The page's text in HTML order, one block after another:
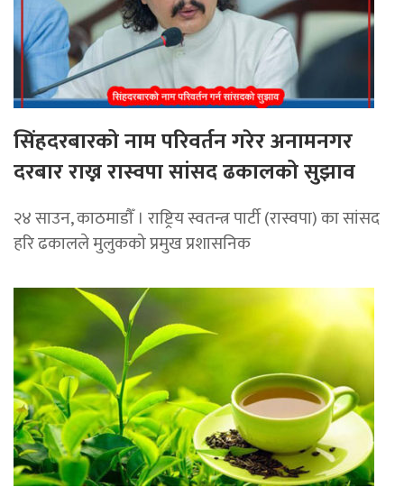
सिंहदरबारको नाम परिवर्तन गरेर अनामनगर
दरबार राख्न रास्वपा सांसद ढकालको सुझाव
२४ साउन, काठमाडाैँ । राष्ट्रिय स्वतन्त्र पार्टी (रास्वपा) का सांसद
हरि ढकालले मुलुकको प्रमुख प्रशासनिक